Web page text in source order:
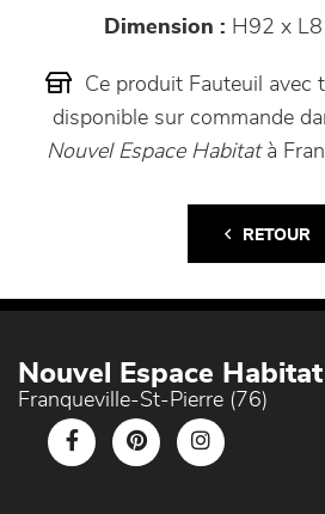
Dimension : H92 x
Ce produit Fauteuil avec
disponible sur commande
Nouvel Espace Habitatà
RETOUR
Nouvel Espace Habitat
Franqueville-St-Pierre (76)